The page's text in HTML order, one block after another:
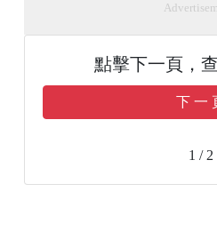
點擊下一頁，
下 一
1 / 2